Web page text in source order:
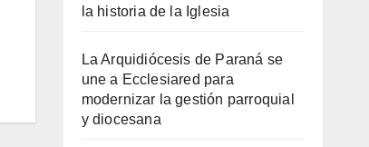
la historia de la Iglesia
La Arquidiócesis de Paraná se
une a Ecclesiared para
modernizar la gestión parroquial
y diocesana